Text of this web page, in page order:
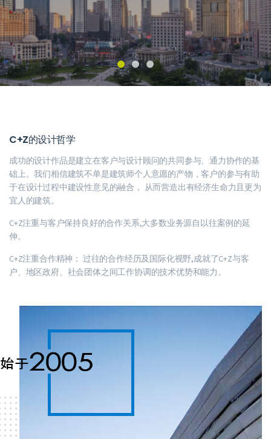
C+Z的设计哲学
成功的设计作品是建立在客户与设计顾问的共同参与、通力协作的基
础上。我们相信建筑不单是建筑师个人意愿的产物，客户的参与有助
于在设计过程中建设性意见的融合， 从而营造出有经济生命力且更为
宜人的建筑。
C+Z注重与客户保持良好的合作关系,大多数业务源自以往案例的延
伸。
C+Z注重合作精神： 过往的合作经历及国际化视野,成就了C+Z与客
户、地区政府、社会团体之间工作协调的技术优势和能力。